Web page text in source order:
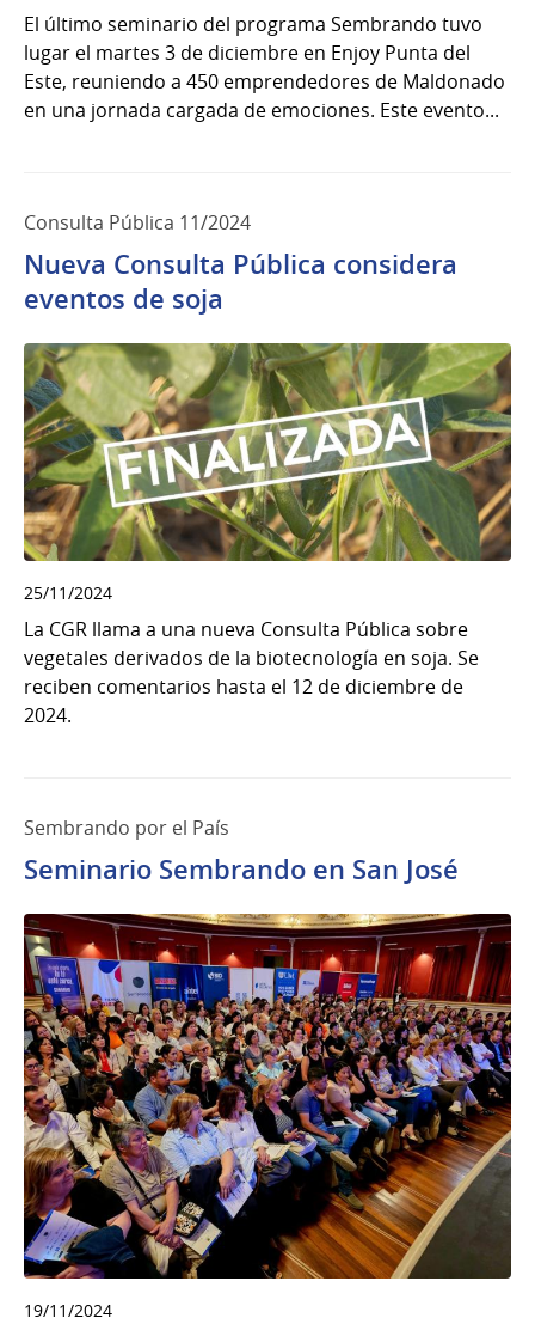
El último seminario del programa Sembrando tuvo
lugar el martes 3 de diciembre en Enjoy Punta del
Este, reuniendo a 450 emprendedores de Maldonado
en una jornada cargada de emociones. Este evento...
Consulta Pública 11/2024
Nueva Consulta Pública considera
eventos de soja
25/11/2024
La CGR llama a una nueva Consulta Pública sobre
vegetales derivados de la biotecnología en soja. Se
reciben comentarios hasta el 12 de diciembre de
2024.
Sembrando por el País
Seminario Sembrando en San José
19/11/2024